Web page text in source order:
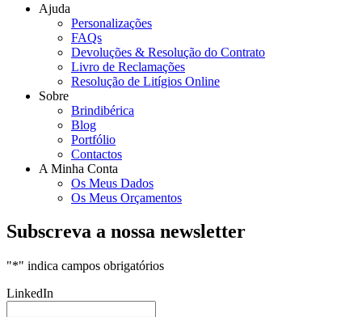
Ajuda
Personalizações
FAQs
Devoluções & Resolução do Contrato
Livro de Reclamações
Resolução de Litígios Online
Sobre
Brindibérica
Blog
Portfólio
Contactos
A Minha Conta
Os Meus Dados
Os Meus Orçamentos
Subscreva a nossa newsletter
"*" indica campos obrigatórios
LinkedIn